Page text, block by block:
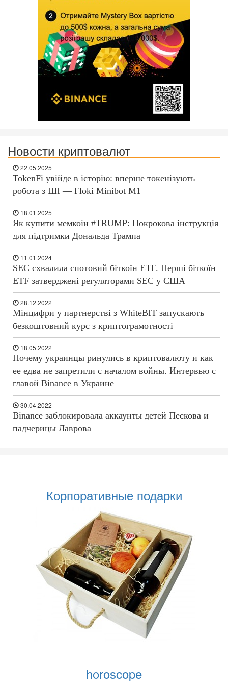
Новости криптовалют
22.05.2025
TokenFi увійде в історію: вперше токенізують
робота з ШІ — Floki Minibot M1
18.01.2025
Як купити мемкоін #TRUMP: Покрокова інструкція
для підтримки Дональда Трампа
11.01.2024
SEC схвалила спотовий біткоїн ETF. Перші біткоїн
ETF затверджені регуляторами SEC у США
28.12.2022
Мінцифри у партнерстві з WhiteBIT запускають
безкоштовний курс з криптограмотності
18.05.2022
Почему украинцы ринулись в криптовалюту и как
ее едва не запретили с началом войны. Интервью с
главой Binance в Украине
30.04.2022
Binance заблокировала аккаунты детей Пескова и
падчерицы Лаврова
Корпоративные подарки
horoscope